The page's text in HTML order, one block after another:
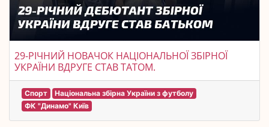
29-РІЧНИЙ НОВАЧОК НАЦІОНАЛЬНОЇ ЗБІРНОЇ
УКРАЇНИ ВДРУГЕ СТАВ ТАТОМ.
Спорт
Національна збірна України з футболу
ФК "Динамо" Київ